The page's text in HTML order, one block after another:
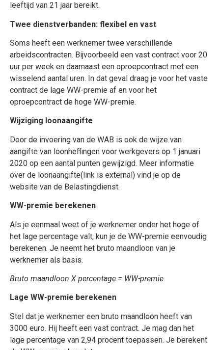
leeftijd van 21 jaar bereikt.
Twee dienstverbanden: flexibel en vast
Soms heeft een werknemer twee verschillende
arbeidscontracten. Bijvoorbeeld een vast contract voor 20
uur per week en daarnaast een oproepcontract met een
wisselend aantal uren. In dat geval draag je voor het vaste
contract de lage WW-premie af en voor het
oproepcontract de hoge WW-premie.
Wijziging loonaangifte
Door de invoering van de WAB is ook de wijze van
aangifte van loonheffingen voor werkgevers op 1 januari
2020 op een aantal punten gewijzigd. Meer informatie
over de loonaangifte(link is external) vind je op de
website van de Belastingdienst.
WW-premie berekenen
Als je eenmaal weet of je werknemer onder het hoge of
het lage percentage valt, kun je de WW-premie eenvoudig
berekenen. Je neemt het bruto maandloon van je
werknemer als basis.
Bruto maandloon X percentage = WW-premie.
Lage WW-premie berekenen
Stel dat je werknemer een bruto maandloon heeft van
3000 euro. Hij heeft een vast contract. Je mag dan het
lage percentage van 2,94 procent toepassen. Je berekent